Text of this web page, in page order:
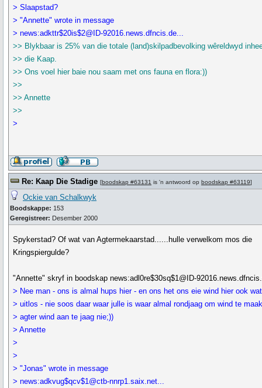
> Slaapstad?
> "Annette" wrote in message
> news:adkttr$20is$2@ID-92016.news.dfncis.de...
>> Blykbaar is 25% van die totale (land)skilpadbevolking wêreldwyd
>> die Kaap.
>> Ons voel hier baie nou saam met ons fauna en flora:))
>>
>> Annette
>>
>
Re: Kaap Die Stadige [boodskap #63131 is 'n antwoord op boodskap #63119]
Ockie van Schalkwyk
Boodskappe: 153
Geregistreer: Desember 2000
Spykerstad? Of wat van Agtermekaarstad......hulle verwelkom mos die
Kringspiergulde?
"Annette" skryf in boodskap news:adl0re$30sq$1@ID-
> Nee man - ons is almal hups hier - en ons het ons eie wind hier ook
> uitlos - nie soos daar waar julle is waar almal rondjaag om wind te
> agter wind aan te jaag nie;))
> Annette
>
>
> "Jonas" wrote in message
> news:adkvug$qcv$1@ctb-nnrp1.saix.net...